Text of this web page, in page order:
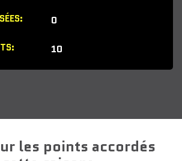
0
10
les points accordés